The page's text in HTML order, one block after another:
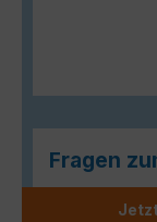
Fragen